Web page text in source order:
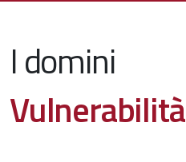
I domini
Vulnerabilità